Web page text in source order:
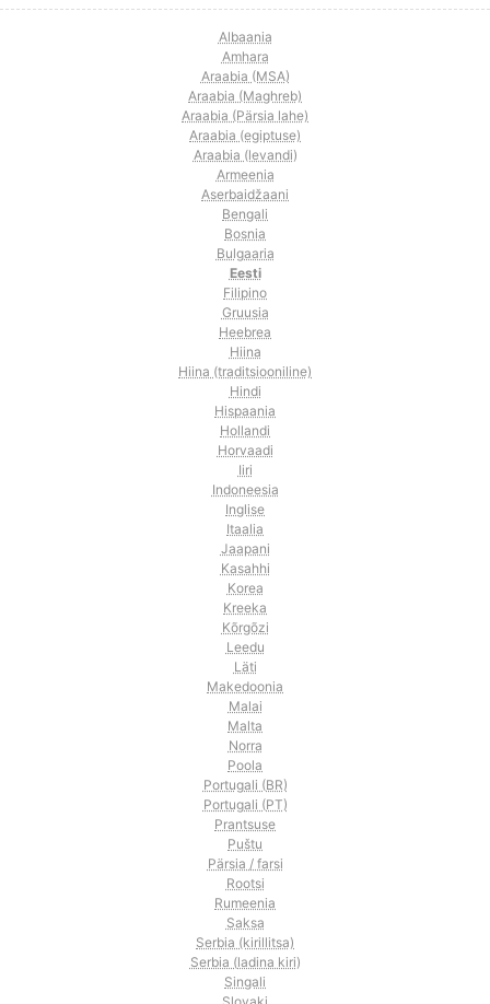
Albaania
Amhara
Araabia (MSA)
Araabia (Maghreb)
Araabia (Pärsia lahe)
Araabia (egiptuse)
Araabia (levandi)
Armeenia
Aserbaidžaani
Bengali
Bosnia
Bulgaaria
Eesti
Filipino
Gruusia
Heebrea
Hiina
Hiina (traditsiooniline)
Hindi
Hispaania
Hollandi
Horvaadi
Iiri
Indoneesia
Inglise
Itaalia
Jaapani
Kasahhi
Korea
Kreeka
Kõrgõzi
Leedu
Läti
Makedoonia
Malai
Malta
Norra
Poola
Portugali (BR)
Portugali (PT)
Prantsuse
Puštu
Pärsia / farsi
Rootsi
Rumeenia
Saksa
Serbia (kirillitsa)
Serbia (ladina kiri)
Singali